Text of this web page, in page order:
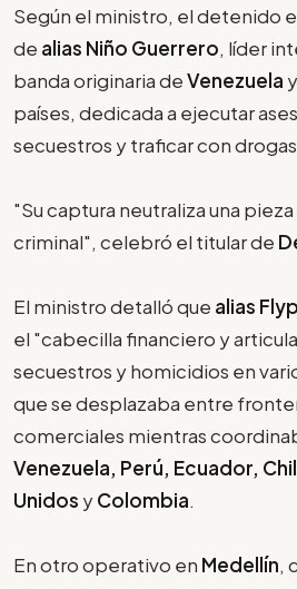
Según el ministro, el detenido
de alias Niño Guerrero, líder
banda originaria deVenezuela
países, dedicada a ejecutar
secuestros y traficar con
"Su captura neutraliza una
criminal", celebró el titular de
El ministro detalló que alias
el "cabecilla financiero y
secuestros y homicidios en
que se desplazaba entre
comerciales mientras
Venezuela, Perú, Ecuador,
Unidos yColombia.
En otro operativo en Medellín,